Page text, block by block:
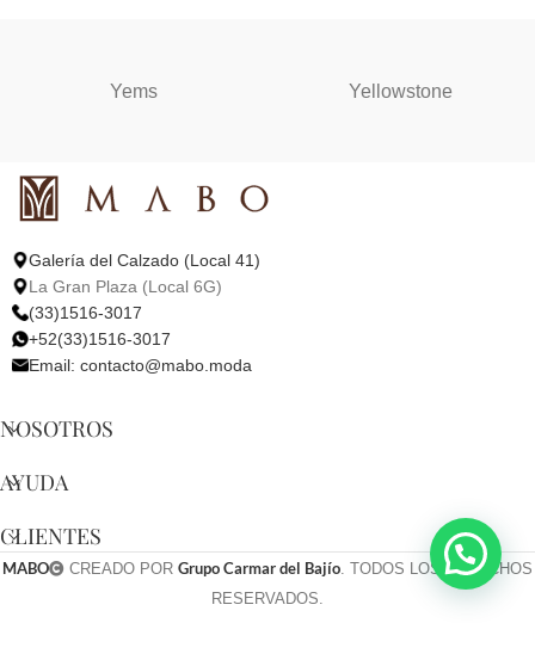
Yems Yellowstone
Galería del Calzado (Local 41)
La Gran Plaza (Local 6G)
(33)1516-3017
+52(33)1516-3017
Email: contacto@mabo.moda
NOSOTROS
AYUDA
CLIENTES
MABO CREADO POR Grupo Carmar del Bajío. TODOS LOS DERECHOS
RESERVADOS.